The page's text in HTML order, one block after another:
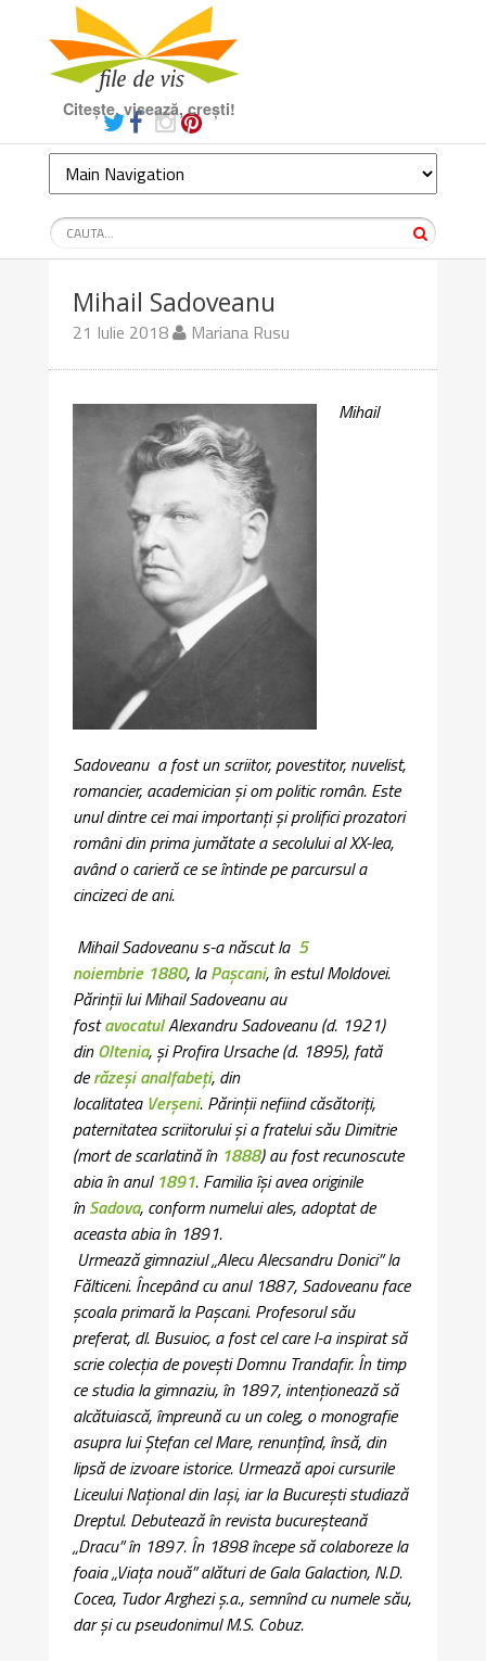
Citește, visează, crești!
Mihail Sadoveanu
21 Iulie 2018 Mariana Rusu
Mihail
Sadoveanu a fost un scriitor, povestitor, nuvelist,
romancier, academician și om politic român. Este
unul dintre cei mai importanți și prolifici prozatori
români din prima jumătate a secolului al XX-lea,
având o carieră ce se întinde pe parcursul a
cincizeci de ani.
Mihail Sadoveanu s-a născut la 5
noiembrie 1880, laPașcani, în estul Moldovei.
Părinții lui Mihail Sadoveanu au
fostavocatulAlexandru Sadoveanu (d. 1921)
dinOltenia, și Profira Ursache (d. 1895), fată
derăzeși analfabeți, din
localitatea Verșeni. Părinții nefiind căsătoriți,
paternitatea scriitorului și a fratelui său Dimitrie
(mort de scarlatină în 1888) au fost recunoscute
abia în anul 1891. Familia își avea originile
înSadova, conform numelui ales, adoptat de
aceasta abia în 1891.
Urmează gimnaziul „Alecu Alecsandru Donici” la
Fălticeni. Începând cu anul 1887, Sadoveanu face
școala primară la Pașcani. Profesorul său
preferat, dl. Busuioc, a fost cel care l-a inspirat să
scrie colecția de povești Domnu Trandafir. În timp
ce studia la gimnaziu, în 1897, intenționează să
alcătuiască, împreună cu un coleg, o monografie
asupra lui Ștefan cel Mare, renunțînd, însă, din
lipsă de izvoare istorice. Urmează apoi cursurile
Liceului Național din Iași, iar la București studiază
Dreptul. Debutează în revista bucureșteană
„Dracu” în 1897. În 1898 începe să colaboreze la
foaia „Viața nouă” alături de Gala Galaction, N.D.
Cocea, Tudor Arghezi ș.a., semnînd cu numele său,
dar și cu pseudonimul M.S. Cobuz.